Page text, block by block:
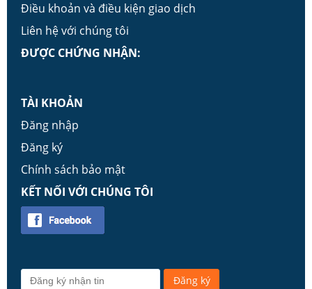
Điều khoản và điều kiện giao dịch
Liên hệ với chúng tôi
ĐƯỢC CHỨNG NHẬN:
TÀI KHOẢN
Đăng nhập
Đăng ký
Chính sách bảo mật
KẾT NỐI VỚI CHÚNG TÔI